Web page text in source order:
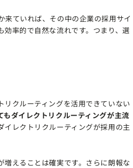
ていれば、その中の企業の採用サイ
効率的で自然な流れです。つまり、選
クルーティングを活用できていない
ダイレクトリクルーティングが主流
レクトリクルーティングが採用の主
えることは確実です。さらに朗報な